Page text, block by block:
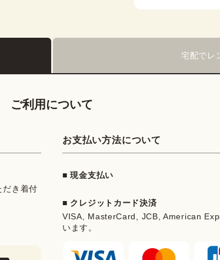
宅配でレ
ご利用について
だき着付
お支払い方法について
■ 現金支払い
■ クレジットカード決済
VISA, MasterCard, JCB, American
います。